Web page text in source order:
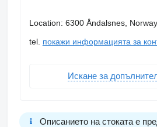
Location: 6300 Åndalsnes, Norway
tel. покажи информацията за
Искане за
Описанието на стоката е